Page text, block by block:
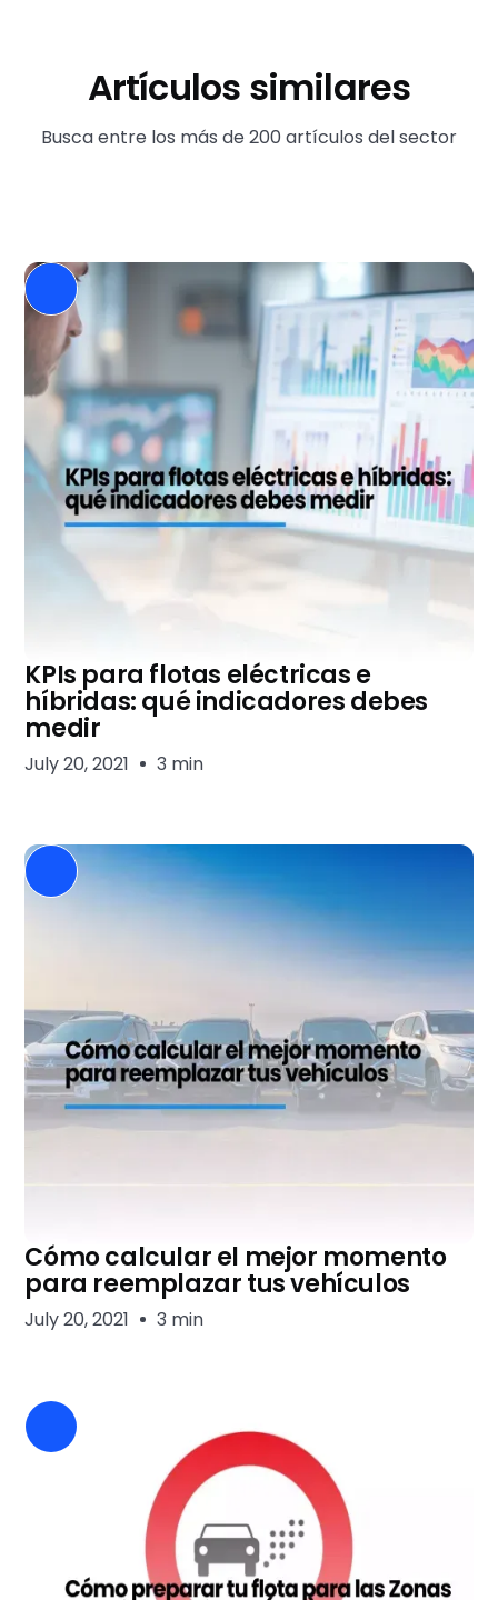
Artículos similares
Busca entre los más de 200 artículos del sector
KPIs para flotas eléctricas e
híbridas: qué indicadores debes
medir
July 20, 2021 3 min
Cómo calcular el mejor momento
para reemplazar tus vehículos
July 20, 2021 3 min